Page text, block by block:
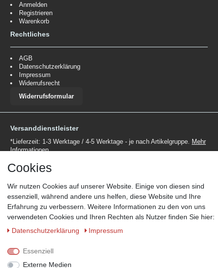
Anmelden
Registrieren
Warenkorb
Rechtliches
AGB
Datenschutzerklärung
Impressum
Widerrufsrecht
Widerrufsformular
Versanddienstleister
*Lieferzeit: 1-3 Werktage / 4-5 Werktage - je nach Artikelgruppe. Mehr
Informationen
Zahlungsmöglichkeiten
Zahlungsarten auszuschließen.Mehr Informationen
Cookies
Wir nutzen Cookies auf unserer Website. Einige von diesen sind
essenziell, während andere uns helfen, diese Website und Ihre
Erfahrung zu verbessern. Weitere Informationen zu den von uns
verwendeten Cookies und Ihren Rechten als Nutzer finden Sie hier:
Daten­schutz­erklärung
Impressum
Essenziell
Externe Medien